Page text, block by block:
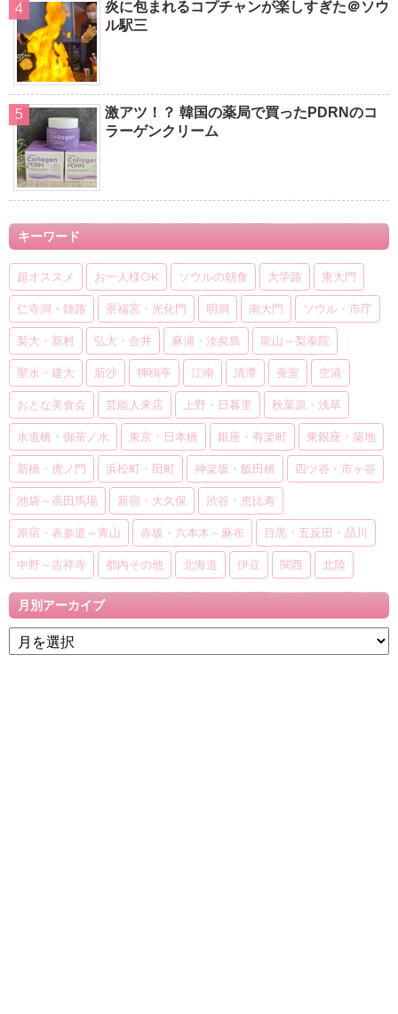
炎に包まれるコプチャンが楽しすぎた＠ソウ
ル駅三
激アツ！？ 韓国の薬局で買ったPDRNのコ
ラーゲンクリーム
キーワード
超オススメ お一人様OK ソウルの朝食 大学路 東大門
仁寺洞・鍾路 景福宮・光化門 明洞 南大門 ソウル・市庁
梨大・新村 弘大・合井 麻浦・汝矣島 龍山～梨泰院
聖水・建大 新沙 狎鴎亭 江南 清潭 蚕室 空港
おとな美食会 芸能人来店 上野・日暮里 秋葉原・浅草
水道橋・御茶ノ水 東京・日本橋 銀座・有楽町 東銀座・築地
新橋・虎ノ門 浜松町・田町 神楽坂・飯田橋 四ツ谷・市ヶ谷
池袋～高田馬場 新宿・大久保 渋谷・恵比寿
原宿・表参道～青山 赤坂・六本木～麻布 目黒・五反田・品川
中野～吉祥寺 都内その他 北海道 伊豆 関西 北陸
月別アーカイブ